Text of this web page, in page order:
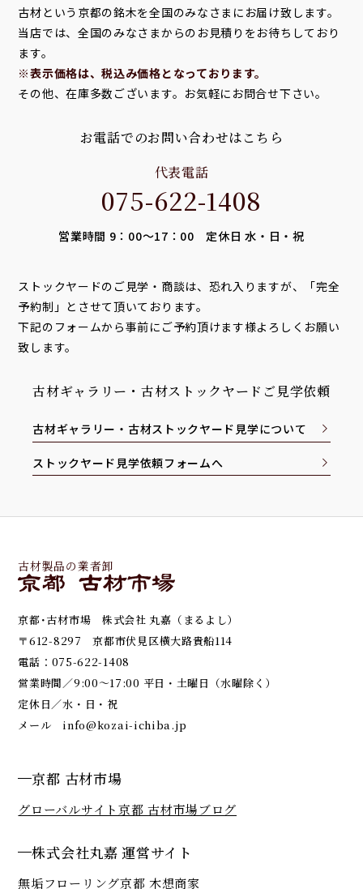
古材という京都の銘木を全国のみなさまにお届け致します。
当店では、全国のみなさまからのお見積りをお待ちしており
ます。
※表示価格は、税込み価格となっております。
その他、在庫多数ございます。お気軽にお問合せ下さい。
お電話でのお問い合わせはこちら
代表電話
075-622-1408
営業時間 9：00～17：00 定休日 水・日・祝
ストックヤードのご見学・商談は、恐れ入りますが、「完全
予約制」とさせて頂いております。
下記のフォームから事前にご予約頂けます様よろしくお願い
致します。
古材ギャラリー・古材ストックヤードご見学依頼
古材ギャラリー・古材ストックヤード見学について
ストックヤード見学依頼フォームへ
古材製品の業者卸
京都･古材市場 株式会社 丸嘉（まるよし）
〒612-8297 京都市伏見区横大路貴船114
電話： 075-622-1408
営業時間／9:00～17:00 平日・土曜日（水曜除く）
定休日／水・日・祝
メール info@kozai-ichiba.jp
京都 古材市場
グローバルサイト京都 古材市場ブログ
株式会社丸嘉 運営サイト
無垢フローリング京都 木想商家